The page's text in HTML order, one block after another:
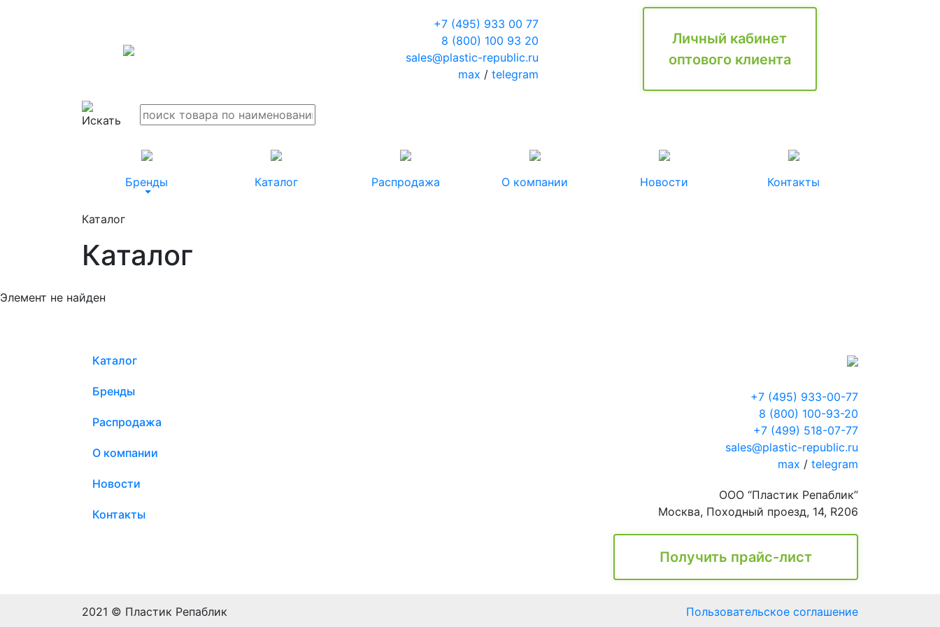
+7 (495) 933 00 77
8 (800) 100 93 20
sales@plastic-republic.ru
max / telegram
Личный кабинет
оптового клиента
Бренды Каталог Распродажа О компании Новости Контакты
Каталог
Каталог
Элемент не найден
Каталог
Бренды
Распродажа
О компании
Новости
Контакты
+7 (495) 933-00-77
8 (800) 100-93-20
+7 (499) 518-07-77
sales@plastic-republic.ru
max / telegram
ООО “Пластик Репаблик”
Москва, Походный проезд, 14, R206
Получить прайс-лист
2021 © Пластик Репаблик Пользовательское соглашение